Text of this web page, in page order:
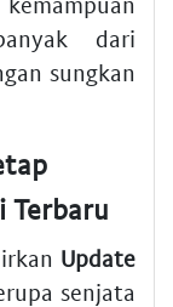
dari
sungkan
Terbaru
Update
senjata